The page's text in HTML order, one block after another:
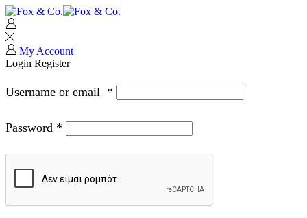
My Account
Login Register
Username or email *
Password *